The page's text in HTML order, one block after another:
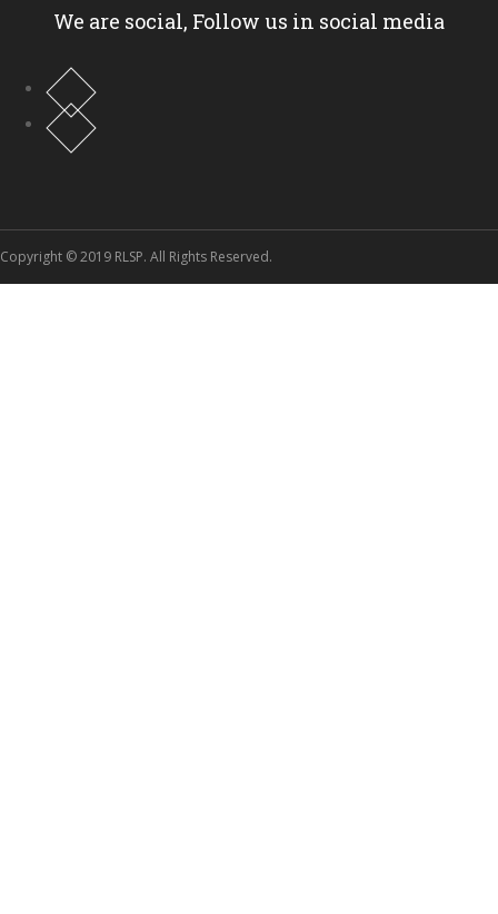
We are social, Follow us in social media
Copyright © 2019 RLSP. All Rights Reserved.